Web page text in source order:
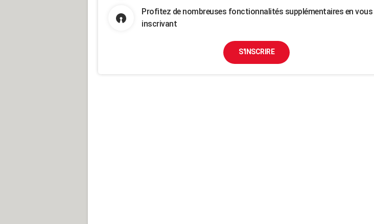
Profitez de nombreuses fonctionnalités supplémentaires en vous
inscrivant
S'INSCRIRE